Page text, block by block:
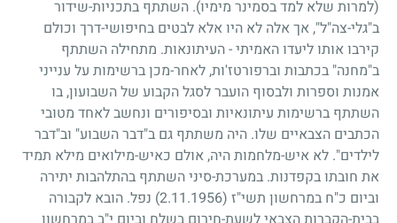
(למרות שלא למד בסמינר מימיו). השתתף בתכניות-שידור
ב"גלי-צה"ל", אך אלה לא היו אלא לבטים בחיפושי-דרך וכולם
קירבו אותו ליעדו האמיתי-העיתונאות. מתחילה השתתף
ב"מחנה" בכתבות וברפורטז'ות, לאחר-מכן ברשימות על ענייני
אמנות וספרות ולבסוף הועבר לסגל הקבוע של השבועון, בו
השתתף ברשימות עיתונאיות ובסיפורים ונחשב לאחד מטובי
הכתבים הצבאיים שלו. היה משתתף גם ב"דבר השבוע" וב"דבר
לילדים". לא איש-מלחמות היה, אולם כאיש-מילואים מילא תמיד
את חובתו בקפדנות. במערכת-סיני השתתף בהתלהבות יתירה
וביום כ"ח במרחשון תשי"ז (2.11.1956)
נפל. הובא לקבורה